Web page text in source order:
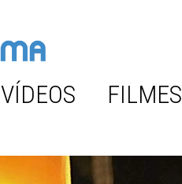
VÍDEOS FILMES